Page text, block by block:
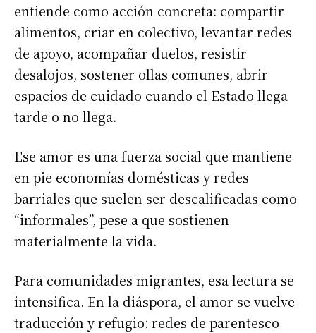
entiende como acción concreta: compartir
alimentos, criar en colectivo, levantar redes
de apoyo, acompañar duelos, resistir
desalojos, sostener ollas comunes, abrir
espacios de cuidado cuando el Estado llega
tarde o no llega.
Ese amor es una fuerza social que mantiene
en pie economías domésticas y redes
barriales que suelen ser descalificadas como
“informales”, pese a que sostienen
materialmente la vida.
Para comunidades migrantes, esa lectura se
intensifica. En la diáspora, el amor se vuelve
traducción y refugio: redes de parentesco